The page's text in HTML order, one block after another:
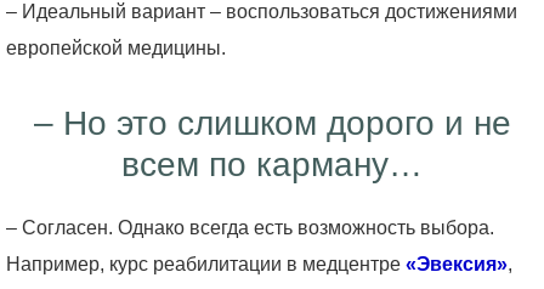
– Идеальный вариант – воспользоваться достижениями
европейской медицины.
– Но это слишком дорого и не
всем по карману…
– Согласен. Однако всегда есть возможность выбора.
Например, курс реабилитации в медцентре «Эвексия»,